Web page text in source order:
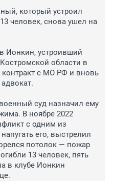
который устроил
человек, снова ушел на
Ионкин, устроивший
области в
контракт с МО РФ и вновь
суд назначил ему
В ноябре 2022
с одним из
его, выстрелил
потолок — пожар
13 человек, пять
в клубе Ионкин